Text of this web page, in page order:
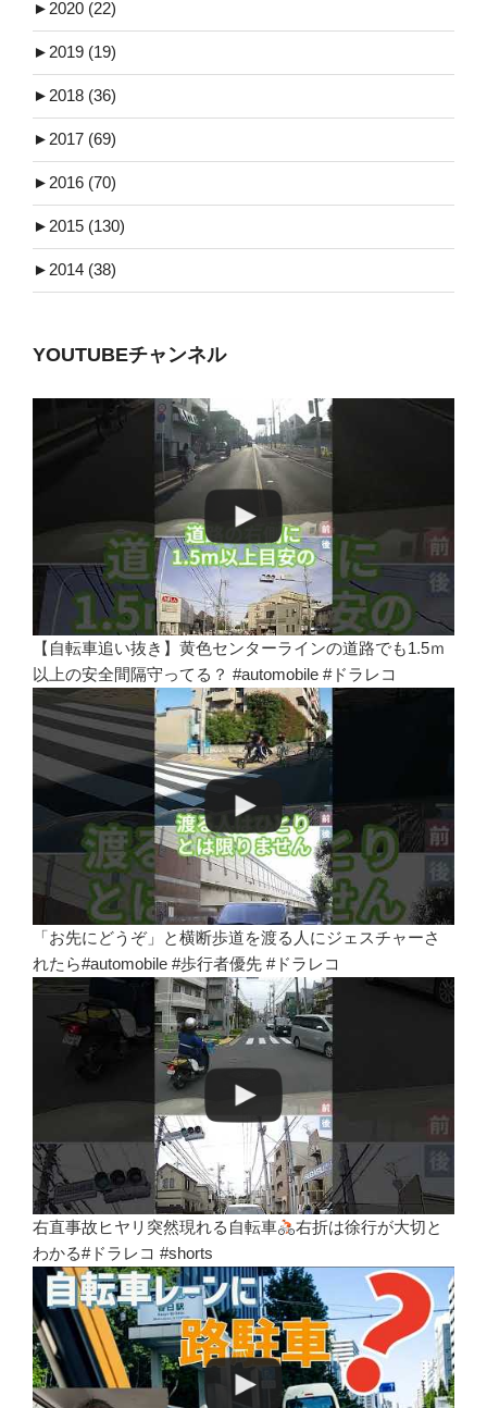
► 2020 (22)
► 2019 (19)
► 2018 (36)
► 2017 (69)
► 2016 (70)
► 2015 (130)
► 2014 (38)
YOUTUBEチャンネル
【自転車追い抜き】黄色センターラインの道路でも1.5ｍ
以上の安全間隔守ってる？ #automobile #ドラレコ
「お先にどうぞ」と横断歩道を渡る人にジェスチャーさ
れたら#automobile #歩行者優先 #ドラレコ
右直事故ヒヤリ突然現れる自転車
右折は徐行が大切と
わかる#ドラレコ #shorts